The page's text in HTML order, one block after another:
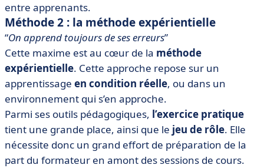
entre apprenants.
Méthode 2 : la méthode expérientielle
“On apprend toujours de ses erreurs”
Cette maxime est au cœur de la méthode
expérientielle. Cette approche repose sur un
apprentissage en condition réelle, ou dans un
environnement qui s’en approche.
Parmi ses outils pédagogiques, l’exercice pratique
tient une grande place, ainsi que le jeu de rôle. Elle
nécessite donc un grand effort de préparation de la
part du formateur en amont des sessions de cours.